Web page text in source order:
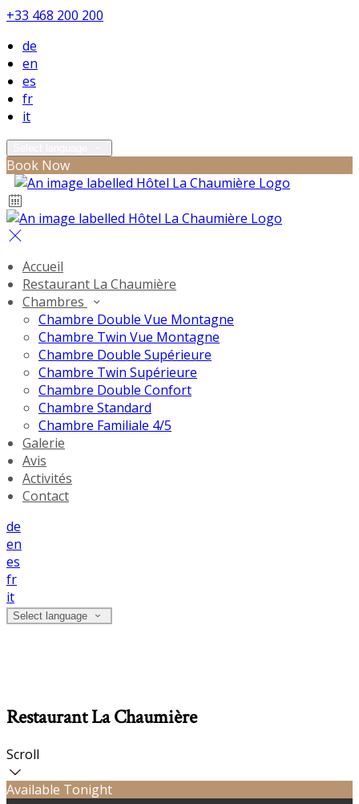
+33 468 200 200
de
en
es
fr
it
Book Now
Accueil
Restaurant La Chaumière
Chambres
Chambre Double Vue Montagne
Chambre Twin Vue Montagne
Chambre Double Supérieure
Chambre Twin Supérieure
Chambre Double Confort
Chambre Standard
Chambre Familiale 4/5
Galerie
Avis
Activités
Contact
de
en
es
fr
it
Select language
Restaurant La Chaumière
Scroll
Available Tonight